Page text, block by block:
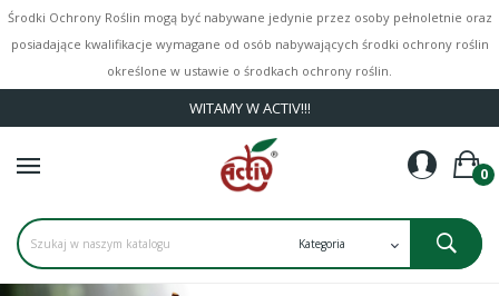
Środki Ochrony Roślin mogą być nabywane jedynie przez osoby pełnoletnie oraz
posiadające kwalifikacje wymagane od osób nabywających środki ochrony roślin
określone w ustawie o środkach ochrony roślin.
WITAMY W ACTIV!!!
0